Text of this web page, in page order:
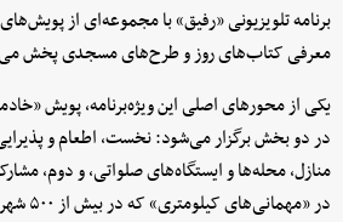
برنامه تلویزیونی «رفیق» با مجموعه‌ای از
معرفی کتاب‌های روز و طرح‌های مسجدی پخش
یکی از محورهای اصلی این ویژه‌برنامه، پویش
در دو بخش برگزار می‌شود: نخست، اطعام و
منازل، محله‌ها و ایستگاه‌های صلواتی، و دوم،
در «مهمانی‌های کیلومتری» که در بیش از ۵۰۰ شهر کشور برگزار می‌شود.